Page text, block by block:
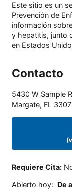
Este sitio es un
Prevención de
información
y hepatitis, junto
en Estados
Contacto
5430 W Sample
Margate, FL
Requiere Cita:
Abierto hoy: De a